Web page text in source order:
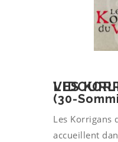
LES KORRIGANS DU
(30-
Les Korrigans
accueillent